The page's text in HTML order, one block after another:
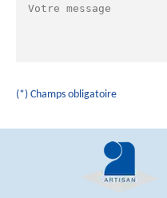
(*) Champs obligatoire